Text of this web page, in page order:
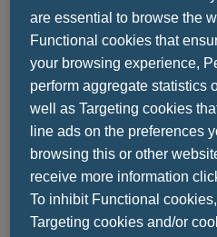
προσωπικών
ακολουθούν.
Όταν συνδέεστε στις
server μας αποθηκεύει
πληροφορίες που
παροχέα σας, την
επισκεφτήκατε, την
διάρκεια, όπως και την
στις σελίδες μας.
are essential to browse the
Functional cookies that
your browsing experience,
perform aggregate statistics
well as Targeting cookies
line ads on the preferences
browsing this or other
receive more information
To inhibit Functional
Targeting cookies and/or